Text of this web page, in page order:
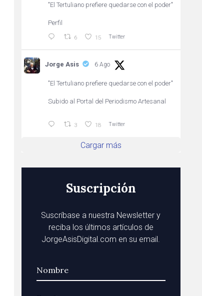
"El Tertuliano prefiere quedarse con el poder"
Perfil
6 15 Twitter
Jorge Asis 6 Ago
"El Tertuliano prefiere quedarse con el poder"
Subido al Portal del Periodismo Artesanal
3 18 Twitter
Cargar más
Suscripción
Suscríbase a nuestra Newsletter y
reciba los últimos artículos de
JorgeAsisDigital.com en su email.